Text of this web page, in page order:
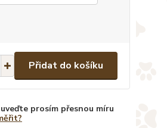
Přidat do košíku
prosím přesnou míru